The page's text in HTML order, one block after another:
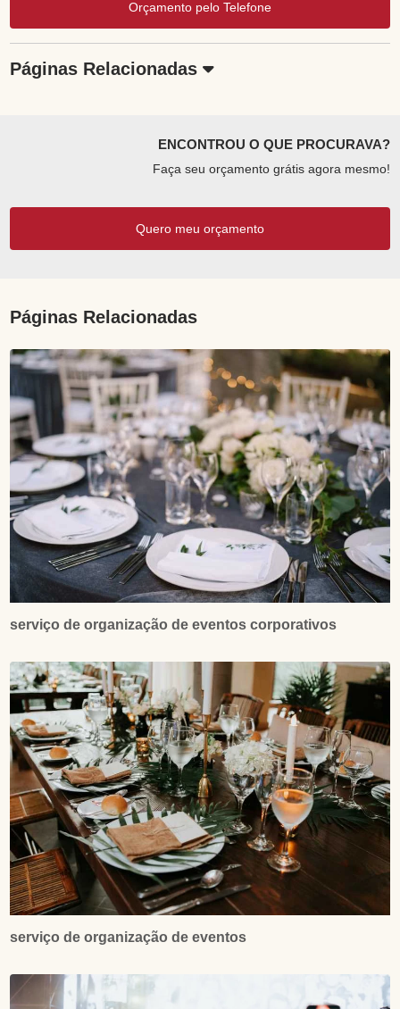
Orçamento pelo Telefone
Páginas Relacionadas
ENCONTROU O QUE PROCURAVA?
Faça seu orçamento grátis agora mesmo!
Quero meu orçamento
Páginas Relacionadas
serviço de organização de eventos corporativos
serviço de organização de eventos